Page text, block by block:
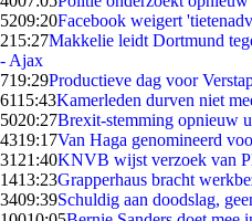
5209:20Facebook weigert
215:27Makkelie leidt Dortmund
- Ajax
719:29Productieve dag voor
6115:43Kamerleden durven niet
5020:27Brexit-stemming opnieuw
4319:17Van Haga genomineerd
31 21:40KNVB wijst verzoek van
1413:23Grapperhaus bracht
3409:39Schuldig aan doodslag,